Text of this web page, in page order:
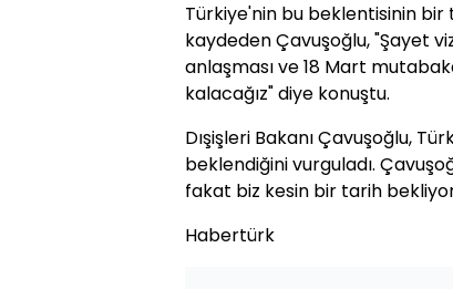
Türkiye'nin bu beklentisinin
kaydeden Çavuşoğlu, "Şayet
anlaşması ve 18 Mart
kalacağız" diye konuştu.
Dışişleri Bakanı Çavuşoğlu,
beklendiğini vurguladı.
fakat biz kesin bir tarih
Habertürk